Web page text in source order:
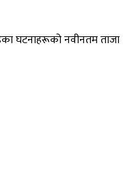
घटनाहरूको नवीनतम ताजा